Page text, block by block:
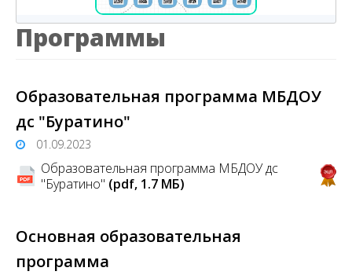
Программы
Образовательная программа МБДОУ
дс "Буратино"
01.09.2023
Образовательная программа МБДОУ дс
"Буратино" (pdf, 1.7 MБ)
Основная образовательная
программа